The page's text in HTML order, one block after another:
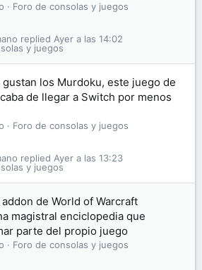
Foro de consolas y juegos
y juegos
Ayer a las 14:02
gustan los Murdoku, este juego de
de llegar a Switch por menos
Foro de consolas y juegos
y juegos
Ayer a las 13:23
addon de World of Warcraft
magistral enciclopedia que
parte del propio juego
Foro de consolas y juegos